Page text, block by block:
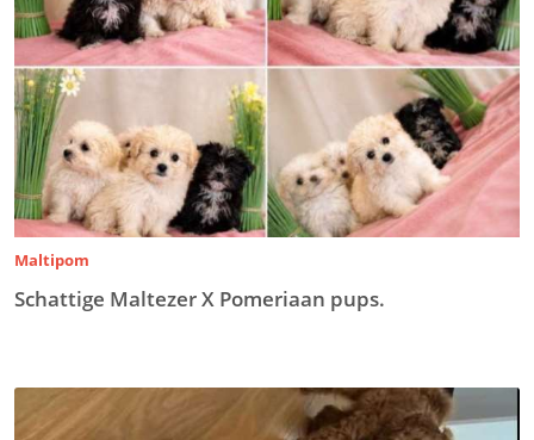
Maltipom
Schattige Maltezer X Pomeriaan pups.